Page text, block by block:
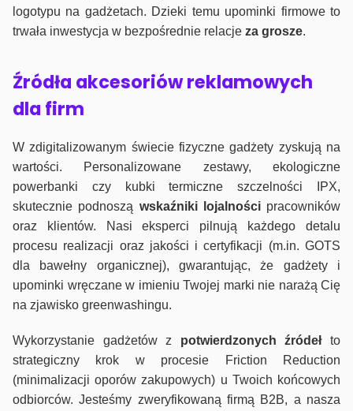
logotypu na gadżetach. Dzieki temu upominki firmowe to
trwała inwestycja w bezpośrednie relacje za grosze.
Źródła akcesoriów reklamowych
dla firm
W zdigitalizowanym świecie fizyczne gadżety zyskują na
wartości. Personalizowane zestawy, ekologiczne
powerbanki czy kubki termiczne szczelności IPX,
skutecznie podnoszą wskaźniki lojalnościpracowników
oraz klientów. Nasi eksperci pilnują każdego detalu
procesu realizacji oraz jakości i certyfikacji (m.in. GOTS
dla bawełny organicznej), gwarantując, że gadżety i
upominki wręczane w imieniu Twojej marki nie narażą Cię
na zjawisko greenwashingu.
Wykorzystanie gadżetów z potwierdzonych źródełto
strategiczny krok w procesie Friction Reduction
(minimalizacji oporów zakupowych) u Twoich końcowych
odbiorców. Jesteśmy zweryfikowaną firmą B2B, a nasza